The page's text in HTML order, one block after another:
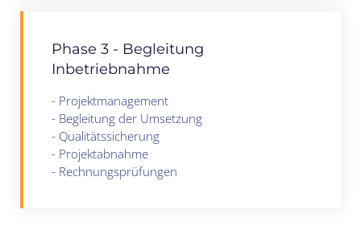
Phase 3 - Begleitung
Inbetriebnahme
- Projektmanagement
- Begleitung der Umsetzung
- Qualitätssicherung
- Projektabnahme
- Rechnungsprüfungen